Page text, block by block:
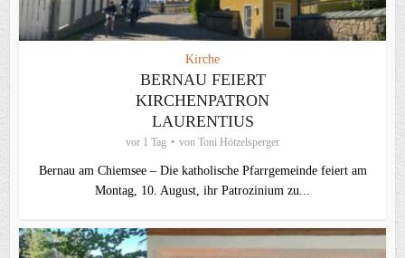
Kirche
BERNAU FEIERT
KIRCHENPATRON
LAURENTIUS
vor 1 Tag von Toni Hötzelsperger
Bernau am Chiemsee – Die katholische Pfarrgemeinde feiert am
Montag, 10. August, ihr Patrozinium zu...